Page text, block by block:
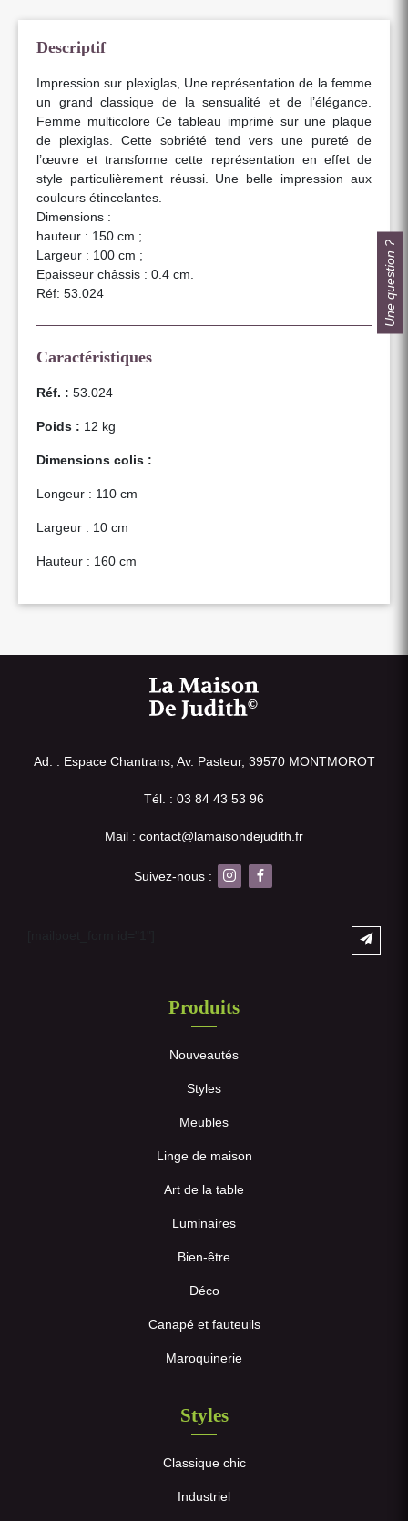
Descriptif
Impression sur plexiglas, Une représentation de la femme
un grand classique de la sensualité et de l’élégance.
Femme multicolore Ce tableau imprimé sur une plaque
de plexiglas. Cette sobriété tend vers une pureté de
l’œuvre et transforme cette représentation en effet de
style particulièrement réussi. Une belle impression aux
couleurs étincelantes.
Dimensions :
hauteur : 150 cm ;
Largeur : 100 cm ;
Epaisseur châssis : 0.4 cm.
Réf: 53.024
Caractéristiques
Réf. : 53.024
Poids : 12 kg
Dimensions colis :
Longeur : 110 cm
Largeur : 10 cm
Hauteur : 160 cm
Ad. : Espace Chantrans, Av. Pasteur, 39570 MONTMOROT
Tél. : 03 84 43 53 96
Mail : contact@lamaisondejudith.fr
Suivez-nous :
Produits
Nouveautés
Styles
Meubles
Linge de maison
Art de la table
Luminaires
Bien-être
Déco
Canapé et fauteuils
Maroquinerie
Styles
Classique chic
Industriel
Une question ?